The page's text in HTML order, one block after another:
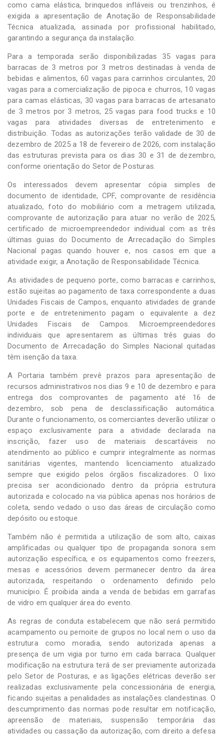
como cama elástica, brinquedos infláveis ou trenzinhos, é
exigida a apresentação de Anotação de Responsabilidade
Técnica atualizada, assinada por profissional habilitado,
garantindo a segurança da instalação.
Para a temporada serão disponibilizadas 35 vagas para
barracas de 3 metros por 3 metros destinadas à venda de
bebidas e alimentos, 60 vagas para carrinhos circulantes, 20
vagas para a comercialização de pipoca e churros, 10 vagas
para camas elásticas, 30 vagas para barracas de artesanato
de 3 metros por 3 metros, 25 vagas para food trucks e 10
vagas para atividades diversas de entretenimento e
distribuição. Todas as autorizações terão validade de 30 de
dezembro de 2025 a 18 de fevereiro de 2026, com instalação
das estruturas prevista para os dias 30 e 31 de dezembro,
conforme orientação do Setor de Posturas.
Os interessados devem apresentar cópia simples de
documento de identidade, CPF, comprovante de residência
atualizado, foto do mobiliário com a metragem utilizada,
comprovante de autorização para atuar no verão de 2025,
certificado de microempreendedor individual com as três
últimas guias do Documento de Arrecadação do Simples
Nacional pagas quando houver e, nos casos em que a
atividade exigir, a Anotação de Responsabilidade Técnica.
As atividades de pequeno porte, como barracas e carrinhos,
estão sujeitas ao pagamento de taxa correspondente a duas
Unidades Fiscais de Campos, enquanto atividades de grande
porte e de entretenimento pagam o equivalente a dez
Unidades Fiscais de Campos. Microempreendedores
individuais que apresentarem as últimas três guias do
Documento de Arrecadação do Simples Nacional quitadas
têm isenção da taxa.
A Portaria também prevê prazos para apresentação de
recursos administrativos nos dias 9 e 10 de dezembro e para
entrega dos comprovantes de pagamento até 16 de
dezembro, sob pena de desclassificação automática.
Durante o funcionamento, os comerciantes deverão utilizar o
espaço exclusivamente para a atividade declarada na
inscrição, fazer uso de materiais descartáveis no
atendimento ao público e cumprir integralmente as normas
sanitárias vigentes, mantendo licenciamento atualizado
sempre que exigido pelos órgãos fiscalizadores. O lixo
precisa ser acondicionado dentro da própria estrutura
autorizada e colocado na via pública apenas nos horários de
coleta, sendo vedado o uso das áreas de circulação como
depósito ou estoque.
Também não é permitida a utilização de som alto, caixas
amplificadas ou qualquer tipo de propaganda sonora sem
autorização específica, e os equipamentos como freezers,
mesas e acessórios devem permanecer dentro da área
autorizada, respeitando o ordenamento definido pelo
município. É proibida ainda a venda de bebidas em garrafas
de vidro em qualquer área do evento.
As regras de conduta estabelecem que não será permitido
acampamento ou pernoite de grupos no local nem o uso da
estrutura como moradia, sendo autorizada apenas a
presença de um vigia por turno em cada barraca. Qualquer
modificação na estrutura terá de ser previamente autorizada
pelo Setor de Posturas, e as ligações elétricas deverão ser
realizadas exclusivamente pela concessionária de energia,
ficando sujeitas a penalidades as instalações clandestinas. O
descumprimento das normas pode resultar em notificação,
apreensão de materiais, suspensão temporária das
atividades ou cassação da autorização, com direito a defesa